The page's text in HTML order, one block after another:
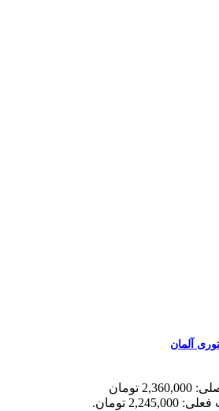
آلمان
قیمت اصلی: 2,360,000 تومان
تومان.